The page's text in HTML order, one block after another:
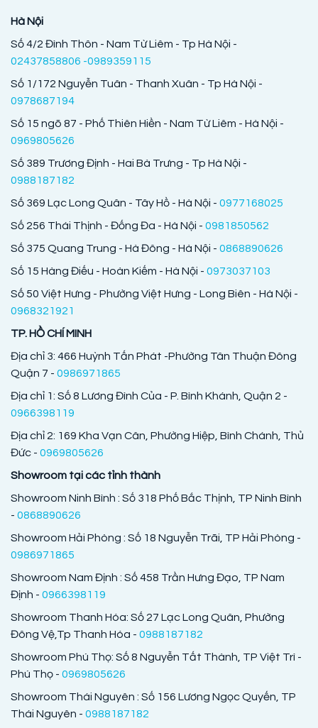
Hà Nội
Số 4/2 Đình Thôn - Nam Từ Liêm - Tp Hà Nội -
02437858806 -0989359115
Số 1/172 Nguyễn Tuân - Thanh Xuân - Tp Hà Nội -
0978687194
Số 15 ngõ 87 - Phố Thiên Hiền - Nam Từ Liêm - Hà Nội -
0969805626
Số 389 Trương Định - Hai Bà Trưng - Tp Hà Nội -
0988187182
Số 369 Lạc Long Quân - Tây Hồ - Hà Nội - 0977168025
Số 256 Thái Thịnh - Đống Đa - Hà Nội - 0981850562
Số 375 Quang Trung - Hà Đông - Hà Nội - 0868890626
Số 15 Hàng Điếu - Hoàn Kiếm - Hà Nội - 0973037103
Số 50 Việt Hưng - Phường Việt Hưng - Long Biên - Hà Nội -
0968321921
TP. HỒ CHÍ MINH
Địa chỉ 3: 466 Huỳnh Tấn Phát -Phường Tân Thuận Đông
Quận 7 - 0986971865
Địa chỉ 1: Số 8 Lương Đình Của - P. Bình Khánh, Quận 2 -
0966398119
Địa chỉ 2: 169 Kha Vạn Cân, Phường Hiệp, Bình Chánh, Thủ
Đức - 0969805626
Showroom tại các tỉnh thành
Showroom Ninh Bình : Số 318 Phố Bắc Thịnh, TP Ninh Bình
- 0868890626
Showroom Hải Phòng : Số 18 Nguyễn Trãi, TP Hải Phòng -
0986971865
Showroom Nam Định : Số 458 Trần Hưng Đạo, TP Nam
Định - 0966398119
Showroom Thanh Hóa: Số 27 Lạc Long Quân, Phường
Đông Vệ,Tp Thanh Hóa - 0988187182
Showroom Phú Thọ: Số 8 Nguyễn Tất Thành, TP Việt Trì -
Phú Thọ - 0969805626
Showroom Thái Nguyên : Số 156 Lương Ngọc Quyến, TP
Thái Nguyên - 0988187182